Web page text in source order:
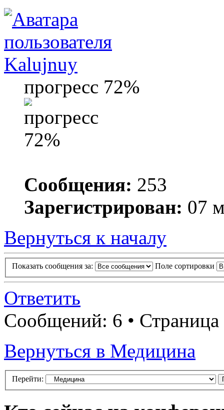
Kalujnuy
прогресс 72%
Сообщения: 253
Зарегистрирован: 07
Вернуться к началу
Показать сообщения за: Поле сортировки
Ответить
Сообщений: 6 • Страница
Вернуться в Медицина
Перейти: